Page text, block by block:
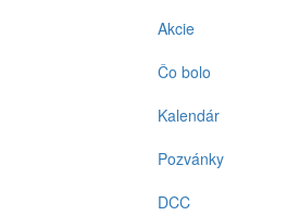
Akcie
Čo bolo
Kalendár
Pozvánky
DCC